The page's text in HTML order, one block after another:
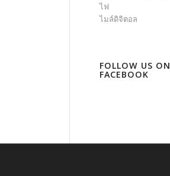
ไฟ
ไมล์ดิจิตอล
FOLLOW US ON
FACEBOOK